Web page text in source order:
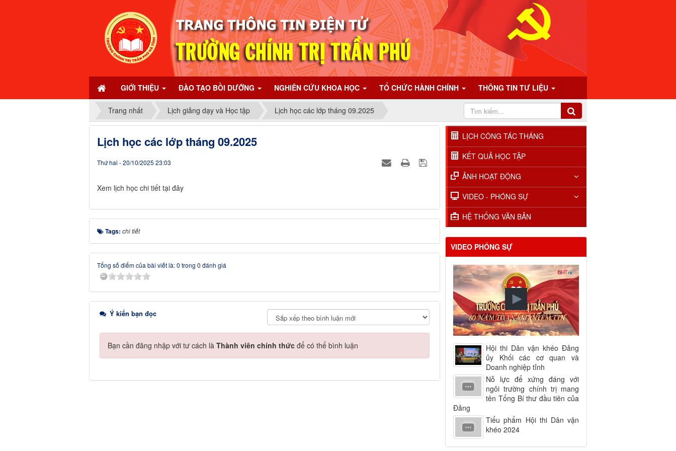
GIỚI THIỆU ĐÀO TẠO BỒI DƯỠNG NGHIÊN CỨU KHOA HỌC TỔ CHỨC HÀNH CHÍNH THÔNG TIN TƯ LIỆU
Trang nhất Lịch giảng dạy và Học tập Lịch học các lớp tháng 09.2025
Lịch học các lớp tháng 09.2025
Thứ hai - 20/10/2025 23:03
Xem lịch học chi tiết tại đây
Tags: chi tiết
Tổng số điểm của bài viết là: 0 trong 0 đánh giá
Ý kiến bạn đọc
Bạn cần đăng nhập với tư cách là Thành viên chính thức để có thể bình luận
LỊCH CÔNG TÁC THÁNG
KẾT QUẢ HỌC TẬP
ẢNH HOẠT ĐỘNG
VIDEO - PHÓNG SỰ
HỆ THỐNG VĂN BẢN
VIDEO PHÓNG SỰ
Hội thi Dân vận khéo Đảng
ủy Khối các cơ quan và
Doanh nghiệp tỉnh
Nỗ lực để xứng đáng với
ngôi trường chính trị mang
tên Tổng Bí thư đầu tiên của
Đảng
Tiểu phẩm Hội thi Dân vận
khéo 2024